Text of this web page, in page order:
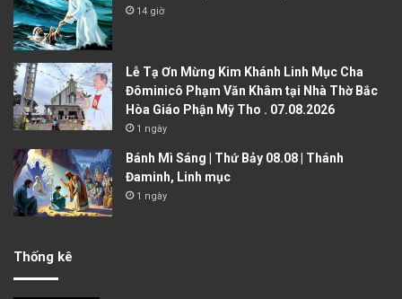
14 giờ
Lễ Tạ Ơn Mừng Kim Khánh Linh Mục Cha
Đôminicô Phạm Văn Khâm tại Nhà Thờ Bắc
Hòa Giáo Phận Mỹ Tho . 07.08.2026
1 ngày
Bánh Mì Sáng | Thứ Bảy 08.08 | Thánh
Đaminh, Linh mục
1 ngày
Thống kê